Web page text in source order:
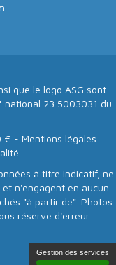
que le logo ASG sont
national 23 5003031 du
€ - Mentions légales
à titre indicatif, ne
n'engagent en aucun
"à partir de". Photos
réserve d'erreur
Gestion des services